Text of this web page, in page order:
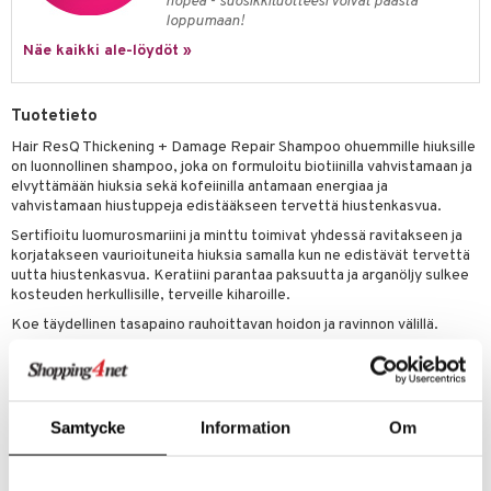
Samtycke Information Om
loppumaan!
Näe kaikki ale-löydöt »
Tuotetieto
Hair ResQ Thickening + Damage Repair Shampoo ohuemmille hiuksille
on luonnollinen shampoo, joka on formuloitu biotiinilla vahvistamaan ja
elvyttämään hiuksia sekä kofeiinilla antamaan energiaa ja
vahvistamaan hiustuppeja edistääkseen tervettä hiustenkasvua.
Sertifioitu luomurosmariini ja minttu toimivat yhdessä ravitakseen ja
korjatakseen vaurioituneita hiuksia samalla kun ne edistävät tervettä
uutta hiustenkasvua. Keratiini parantaa paksuutta ja arganöljy sulkee
kosteuden herkullisille, terveille kiharoille.
Koe täydellinen tasapaino rauhoittavan hoidon ja ravinnon välillä.
Huuhtele huolellisesti.
Huulten Hoito
Happy
Happy For Men
Miehille
& Soujaus
& Ihonpuhdistus